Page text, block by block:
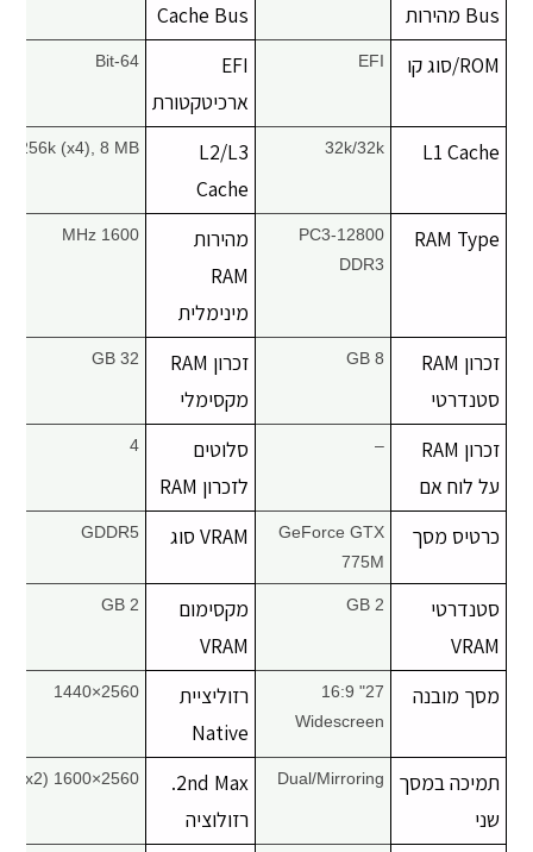
יצירת קשר
Bus מהירות
Cache Bus
ROM/סוג קו EFI
EFI
ארכיטקטורת
64-Bit
L1 Cache
32k/32k
L2/L3
Cache
256k (x4), 8 MB
RAM Type
PC3-12800
DDR3
מהירות
RAM
מינימלית
1600 MHz
זכרון RAM
סטנדרטי
8 GB
זכרון RAM
מקסימלי
32 GB
זכרון RAM
על לוח אם
–
סלוטים
לזכרון RAM
4
כרטיס מסך
GeForce GTX
775M
VRAM סוג GDDR5
סטנדרטי
VRAM
2 GB
מקסימום
VRAM
2 GB
מסך מובנה
27" 16:9
Widescreen
רזוליציית
Native
2560×1440
תמיכה במסך
שני
Dual/Mirroring
2nd Max.
רזולוציה
2560×1600 (x2)